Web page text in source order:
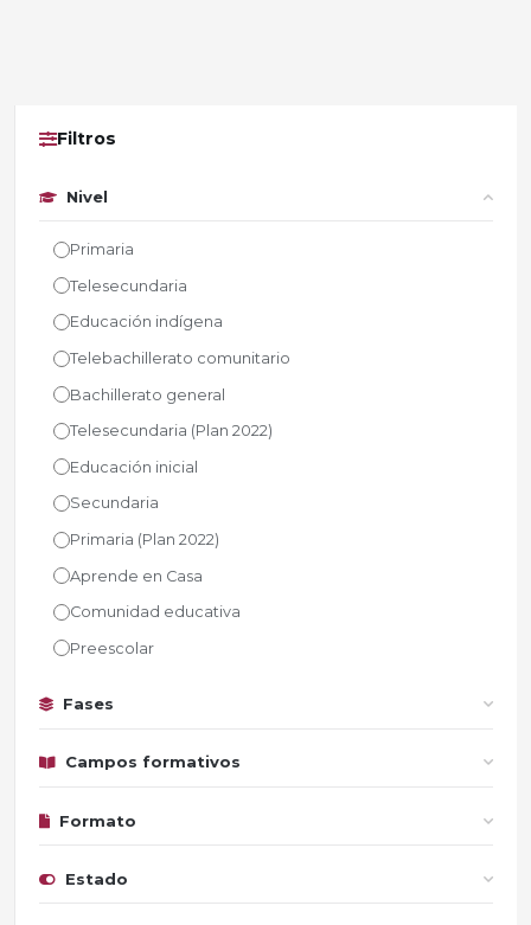
Filtros
Nivel
Primaria
Telesecundaria
Educación indígena
Telebachillerato comunitario
Bachillerato general
Telesecundaria (Plan 2022)
Educación inicial
Secundaria
Primaria (Plan 2022)
Aprende en Casa
Comunidad educativa
Preescolar
Fases
Campos formativos
Formato
Estado